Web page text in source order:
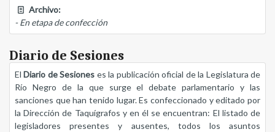
Archivo:
- En etapa de confección
Diario de Sesiones
ElDiario de Sesiones es la publicación oficial de la Legislatura de
Río Negro de la que surge el debate parlamentario y las
sanciones que han tenido lugar. Es confeccionado y editado por
la Dirección de Taquígrafos y en él se encuentran: El listado de
legisladores presentes y ausentes, todos los asuntos